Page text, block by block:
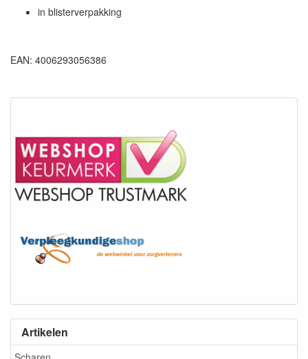
Artikelen
in blisterverpakking
EAN: 4006293056386